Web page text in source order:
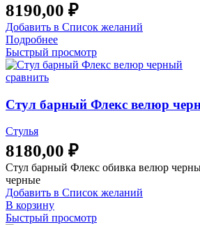
8190,00 ₽
Добавить в Список желаний
Подробнее
Быстрый просмотр
сравнить
Стул барный Флекс велюр
Стулья
8180,00 ₽
Стул барный Флекс обивка велюр
черные
Добавить в Список желаний
В корзину
Быстрый просмотр